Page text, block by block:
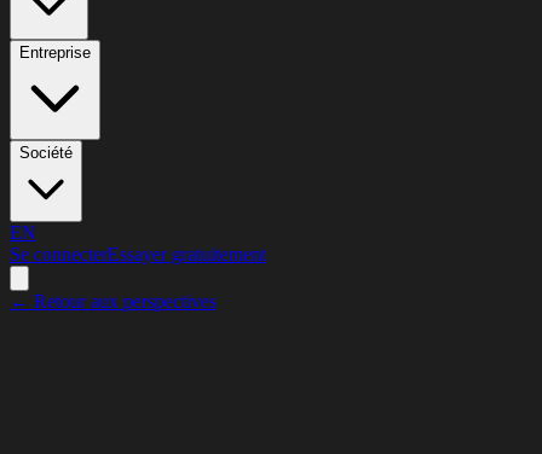
Entreprise
Société
EN
Se connecterEssayer gratuitement
← Retour aux perspectives